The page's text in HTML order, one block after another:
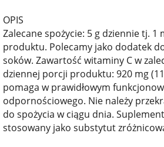
OPIS
Zalecane spożycie: 5 g dziennie tj. 1
produktu. Polecamy jako dodatek
soków. Zawartość witaminy C w
dziennej porcji produktu: 920 mg
pomaga w prawidłowym
odpornościowego. Nie należy
do spożycia w ciągu dnia.
stosowany jako substytut